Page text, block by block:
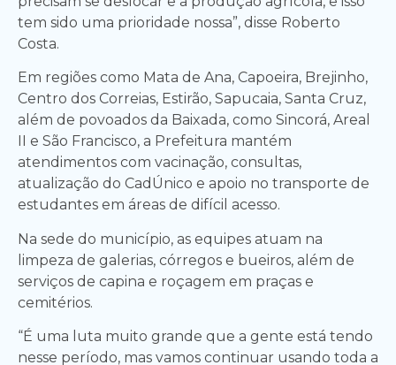
tem sido uma prioridade nossa”, disse Roberto
Costa.
Em regiões como Mata de Ana, Capoeira, Brejinho,
Centro dos Correias, Estirão, Sapucaia, Santa Cruz,
além de povoados da Baixada, como Sincorá, Areal
II e São Francisco, a Prefeitura mantém
atendimentos com vacinação, consultas,
atualização do CadÚnico e apoio no transporte de
estudantes em áreas de difícil acesso.
Na sede do município, as equipes atuam na
limpeza de galerias, córregos e bueiros, além de
serviços de capina e roçagem em praças e
cemitérios.
“É uma luta muito grande que a gente está tendo
nesse período, mas vamos continuar usando toda a